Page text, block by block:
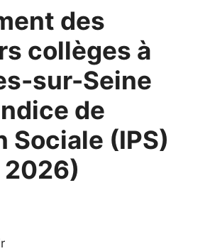
des
collèges à
sur-Seine
de
Sociale (IPS)
2026)